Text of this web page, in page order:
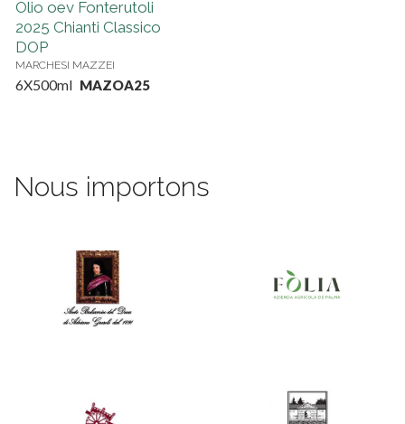
Olio oev Fonterutoli
2025 Chianti Classico
DOP
MARCHESI MAZZEI
6X500ml MAZOA25
Nous importons